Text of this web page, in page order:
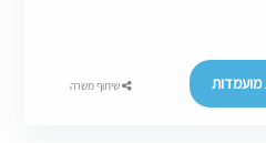
שיתוף משרה